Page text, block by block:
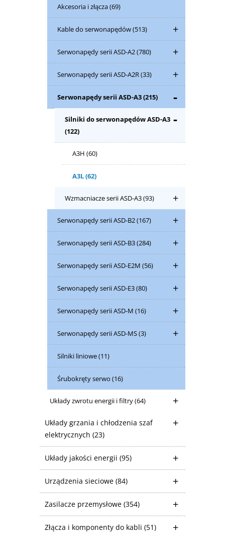
Akcesoria i złącza(69)
Kable do serwonapędów(513)
Serwonapędy serii ASD-A2(780)
Serwonapędy serii ASD-A2R(33)
Serwonapędy serii ASD-A3(215)
Silniki do serwonapędów ASD-A3
(122)
A3H (60)
A3L(62)
Wzmacniacze serii ASD-A3(93)
Serwonapędy serii ASD-B2(167)
Serwonapędy serii ASD-B3(284)
Serwonapędy serii ASD-E2M (56)
Serwonapędy serii ASD-E3(80)
Serwonapędy serii ASD-M (16)
Serwonapędy serii ASD-MS(3)
Silniki liniowe(11)
Śrubokręty serwo (16)
Układy zwrotu energii i filtry(64)
Układy grzania i chłodzenia szaf
elektrycznych (23)
Układy jakości energii (95)
Urządzenia sieciowe (84)
Zasilacze przemysłowe (354)
Złącza i komponenty do kabli (51)